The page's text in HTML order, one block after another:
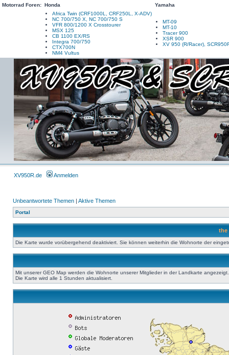
Motorrad Foren: Honda
Yamaha
Africa Twin (CRF1000L, CRF250L, X-ADV)
NC 700/750 X, NC 700/750 S
VFR 800/1200 X Crosstourer
MSX 125
CB 1100 EX/RS
Integra 700/750
CTX700N
NM4 Vultus
MT-09
MT-10
Tracer 900
XSR 900
XV 950 (R/Racer),
XV950R.de Anmelden
Unbeantwortete Themen | Aktive Themen
Portal
the
Die Karte wurde vorübergehend deaktiviert. Sie können weiterhin die Wohnorte der
Mit unserer GEO Map werden die Wohnorte unserer Mitglieder in der Landkarte
Die Karte wird alle 1 Stunden aktualisiert.